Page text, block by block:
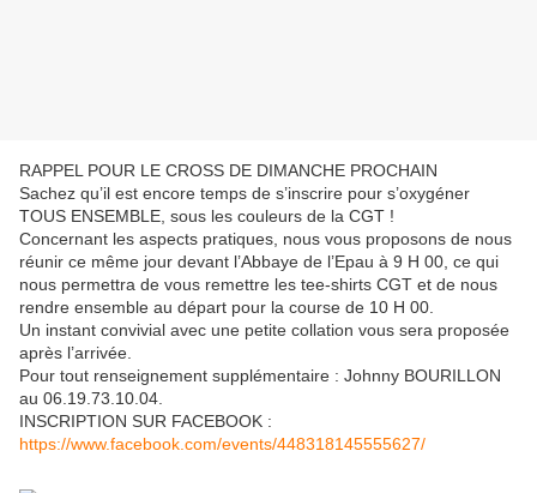
RAPPEL POUR LE CROSS DE DIMANCHE PROCHAIN
Sachez qu’il est encore temps de s’inscrire pour s’oxygéner
TOUS ENSEMBLE, sous les couleurs de la CGT !
Concernant les aspects pratiques, nous vous proposons de nous
réunir ce même jour devant l’Abbaye de l’Epau à 9 H 00, ce qui
nous permettra de vous remettre les tee-shirts CGT et de nous
rendre ensemble au départ pour la course de 10 H 00.
Un instant convivial avec une petite collation vous sera proposée
après l’arrivée.
Pour tout renseignement supplémentaire : Johnny BOURILLON
au 06.19.73.10.04.
INSCRIPTION SUR FACEBOOK :
https://www.facebook.com/events/448318145555627/